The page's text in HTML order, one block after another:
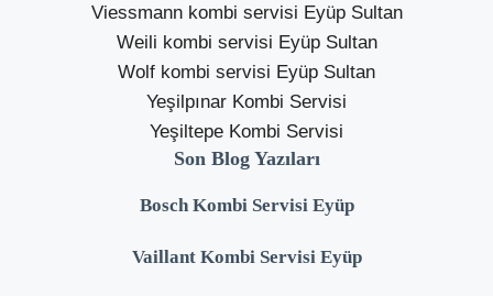
Viessmann kombi servisi Eyüp Sultan
Weili kombi servisi Eyüp Sultan
Wolf kombi servisi Eyüp Sultan
Yeşilpınar Kombi Servisi
Yeşiltepe Kombi Servisi
Son Blog Yazıları
Bosch Kombi Servisi Eyüp
Vaillant Kombi Servisi Eyüp